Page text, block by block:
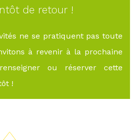
de retour !
ne se pratiquent pas toute
à revenir à la prochaine
ou réserver cette
!